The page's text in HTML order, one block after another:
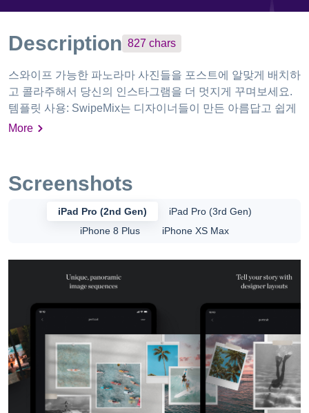
Description 827 chars
스와이프 가능한 파노라마 사진들을 포스트에 알맞게 배치하
고 콜라주해서 당신의 인스타그램을 더 멋지게 꾸며보세요.
템플릿 사용: SwipeMix는 디자이너들이 만든 아름답고 쉽게
수정할 수 있는 템플릿이 무궁무진합니다. 스스로 만들기: 자
매끄러운 파노라마를 만드세요. 디자인 레이아웃: 팔로워들
에게 인상적인 피드를 꾸밀 새로운 방법들을 찾아보세요. 폰
트 적용: 폰트 라이브러리를 이용하여 다양한 자막을 넣고 멋
진 아이디어와 생각들을 표현하세요. 프로젝트 커스텀하기:
젝트를 정확하게 커스터마이즈할 수 있습니다. 인스타그램에
서 @swipemix 를 팔로우하고 앱의 새로운 소식과 기능, 다른
사용자들에게 영감을 받으세요. 해시태그 #swipemix 를 쓰면
게시됩니다! 사용 중 궁금하신 점이나 요청 사항 등은 앱에서
도움 섹션, 인스타그램 DM, 또는 support@onelightapps.io
을 통해 연락부탁드립니다. 구매 확인 시 Apple ID 계정으로
결제가 청구됩니다. 구독 기간 만료 24시간 전에 취소하지 않
는 이상 구독이 자동으로 갱신됩니다. 구독 기간 만료 24시간
전 사이에 계정에 구독 갱신이 청구됩니다. 구매 후 App
Store에서 계정 설정으로 이동하여 구독을 관리 및 취소할 수
More
Screenshots
iPad Pro (2nd Gen)
iPad Pro (3rd Gen)
iPhone 8 Plus
iPhone XS Max